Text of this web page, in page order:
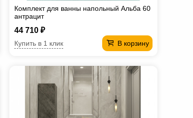
Комплект для ванны напольный Альба 60
антрацит
44 710 ₽
В корзину
Купить в 1 клик